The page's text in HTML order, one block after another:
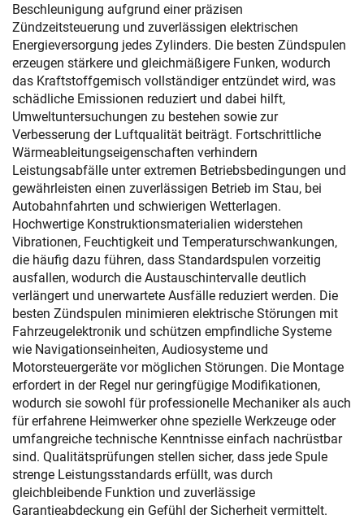
Beschleunigung aufgrund einer präzisen
Zündzeitsteuerung und zuverlässigen elektrischen
Energieversorgung jedes Zylinders. Die besten Zündspulen
erzeugen stärkere und gleichmäßigere Funken, wodurch
das Kraftstoffgemisch vollständiger entzündet wird, was
schädliche Emissionen reduziert und dabei hilft,
Umweltuntersuchungen zu bestehen sowie zur
Verbesserung der Luftqualität beiträgt. Fortschrittliche
Wärmeableitungseigenschaften verhindern
Leistungsabfälle unter extremen Betriebsbedingungen und
gewährleisten einen zuverlässigen Betrieb im Stau, bei
Autobahnfahrten und schwierigen Wetterlagen.
Hochwertige Konstruktionsmaterialien widerstehen
Vibrationen, Feuchtigkeit und Temperaturschwankungen,
die häufig dazu führen, dass Standardspulen vorzeitig
ausfallen, wodurch die Austauschintervalle deutlich
verlängert und unerwartete Ausfälle reduziert werden. Die
besten Zündspulen minimieren elektrische Störungen mit
Fahrzeugelektronik und schützen empfindliche Systeme
wie Navigationseinheiten, Audiosysteme und
Motorsteuergeräte vor möglichen Störungen. Die Montage
erfordert in der Regel nur geringfügige Modifikationen,
wodurch sie sowohl für professionelle Mechaniker als auch
für erfahrene Heimwerker ohne spezielle Werkzeuge oder
umfangreiche technische Kenntnisse einfach nachrüstbar
sind. Qualitätsprüfungen stellen sicher, dass jede Spule
strenge Leistungsstandards erfüllt, was durch
gleichbleibende Funktion und zuverlässige
Garantieabdeckung ein Gefühl der Sicherheit vermittelt.